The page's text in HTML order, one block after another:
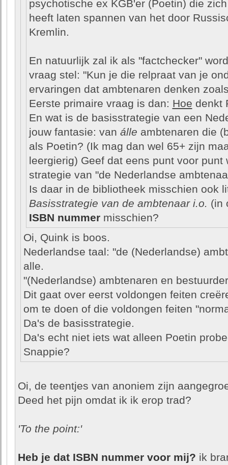
psychotische ex KGB'er (Poetin) die
heeft laten spannen van het door
Kremlin.
En natuurlijk zal ik als "factchecker"
vraag stel: "Kun je die relpraat van je
ervaringen dat ambtenaren denken
Eerste primaire vraag is dan: Hoe denkt
En wat is de basisstrategie van een
jouw fantasie: van álle ambtenaren die
als Poetin? (Ik mag dan wel 65+ zijn
leergierig) Geef dat eens punt voor punt
strategie van "de Nederlandse
Is daar in de bibliotheek misschien ook
Basisstrategie van de ambtenaar i.o. (in
ISBN nummermisschien?
Oi, Quink is boos.
Nederlandse taal: "de (Nederlandse)
alle.
"(Nederlandse) ambtenaren en
Dit gaat over eerst voldongen feiten
om te doen of die voldongen feiten
Da's de basisstrategie.
Da's echt niet iets wat alleen Poetin
Snappie?
Oi, de teentjes van anoniem zijn
Deed het pijn omdat ik ik erop trad?
'To the point:'
Heb je dat ISBN nummer voor mij? ik